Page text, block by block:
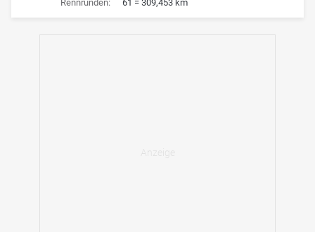
Rennrunden: 61 = 309,453 km